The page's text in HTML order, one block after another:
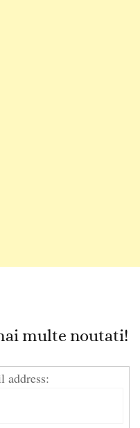
multe noutati!
address: